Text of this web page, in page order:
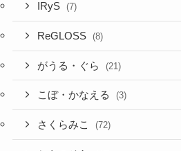
IRyS (7)
ReGLOSS (8)
がうる・ぐら (21)
こぼ・かなえる (3)
さくらみこ (72)